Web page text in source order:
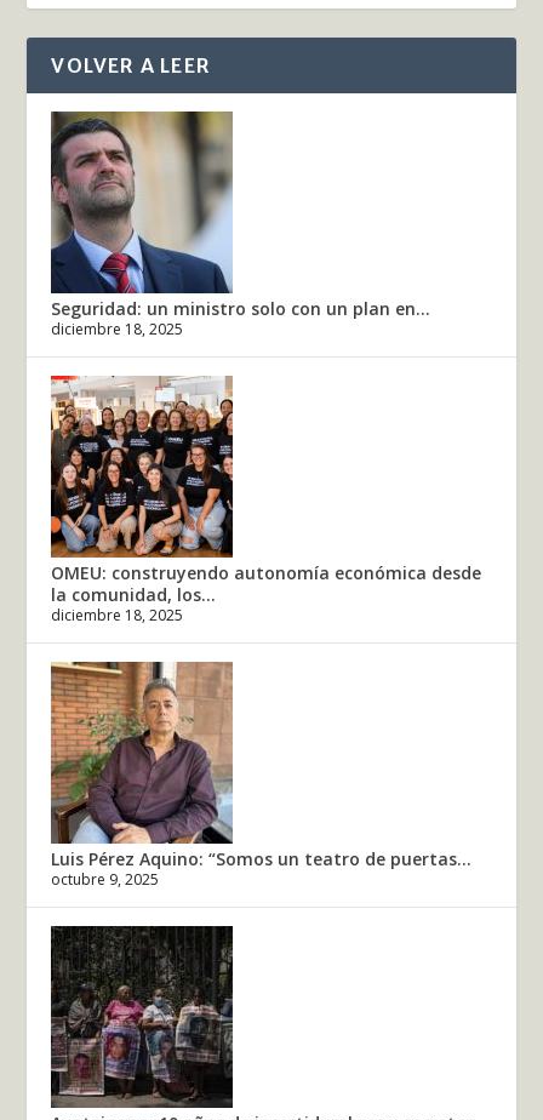
VOLVER A LEER
Seguridad: un ministro solo con un plan en...
diciembre 18, 2025
OMEU: construyendo autonomía económica desde
la comunidad, los...
diciembre 18, 2025
Luis Pérez Aquino: “Somos un teatro de puertas...
octubre 9, 2025